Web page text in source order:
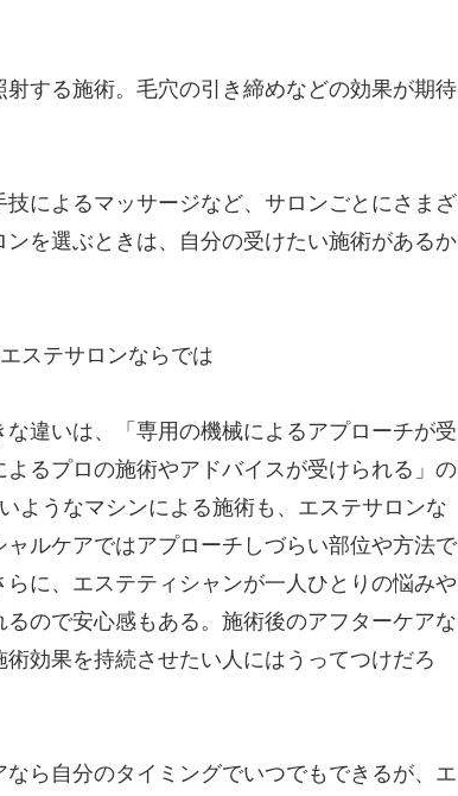
する施術。毛穴の引き締めなどの効果が期待
によるマッサージなど、サロンごとにさまざ
を選ぶときは、自分の受けたい施術があるか
ステサロンならでは
違いは、「専用の機械によるアプローチが受
るプロの施術やアドバイスが受けられる」の
ようなマシンによる施術も、エステサロンな
ルケアではアプローチしづらい部位や方法で
に、エステティシャンが一人ひとりの悩みや
ので安心感もある。施術後のアフターケアな
効果を持続させたい人にはうってつけだろ
ら自分のタイミングでいつでもできるが、エ